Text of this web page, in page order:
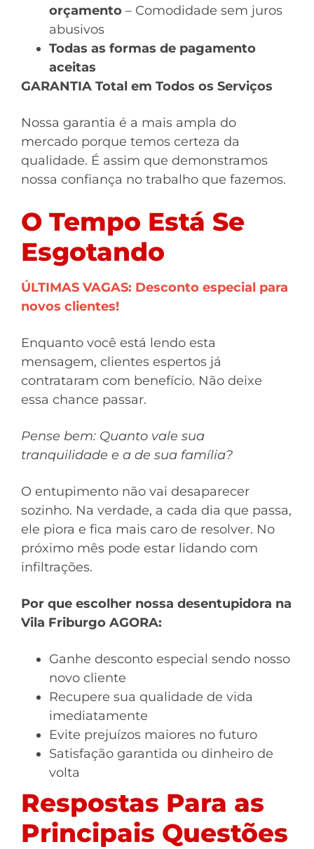
orçamento – Comodidade sem juros
abusivos
Todas as formas de pagamento
aceitas
GARANTIA Total em Todos os Serviços
Nossa garantia é a mais ampla do
mercado porque temos certeza da
qualidade. É assim que demonstramos
nossa confiança no trabalho que fazemos.
O Tempo Está Se
Esgotando
ÚLTIMAS VAGAS: Desconto especial para
novos clientes!
Enquanto você está lendo esta
mensagem, clientes espertos já
contrataram com benefício. Não deixe
essa chance passar.
Pense bem: Quanto vale sua
tranquilidade e a de sua família?
O entupimento não vai desaparecer
sozinho. Na verdade, a cada dia que passa,
ele piora e fica mais caro de resolver. No
próximo mês pode estar lidando com
infiltrações.
Por que escolher nossa desentupidora na
Vila Friburgo AGORA:
Ganhe desconto especial sendo nosso
novo cliente
Recupere sua qualidade de vida
imediatamente
Evite prejuízos maiores no futuro
Satisfação garantida ou dinheiro de
volta
Respostas Para as
Principais Questões